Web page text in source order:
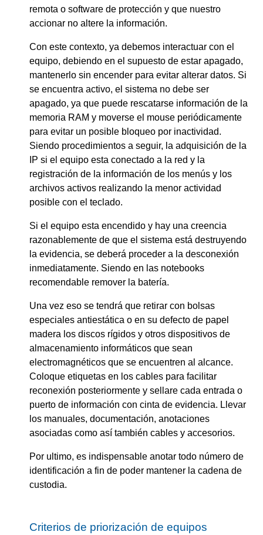
remota o software de protección y que nuestro
accionar no altere la información.
Con este contexto, ya debemos interactuar con el
equipo, debiendo en el supuesto de estar apagado,
mantenerlo sin encender para evitar alterar datos. Si
se encuentra activo, el sistema no debe ser
apagado, ya que puede rescatarse información de la
memoria RAM y moverse el mouse periódicamente
para evitar un posible bloqueo por inactividad.
Siendo procedimientos a seguir, la adquisición de la
IP si el equipo esta conectado a la red y la
registración de la información de los menús y los
archivos activos realizando la menor actividad
posible con el teclado.
Si el equipo esta encendido y hay una creencia
razonablemente de que el sistema está destruyendo
la evidencia, se deberá proceder a la desconexión
inmediatamente. Siendo en las notebooks
recomendable remover la batería.
Una vez eso se tendrá que retirar con bolsas
especiales antiestática o en su defecto de papel
madera los discos rígidos y otros dispositivos de
almacenamiento informáticos que sean
electromagnéticos que se encuentren al alcance.
Coloque etiquetas en los cables para facilitar
reconexión posteriormente y sellare cada entrada o
puerto de información con cinta de evidencia. Llevar
los manuales, documentación, anotaciones
asociadas como así también cables y accesorios.
Por ultimo, es indispensable anotar todo número de
identificación a fin de poder mantener la cadena de
custodia.
Criterios de priorización de equipos